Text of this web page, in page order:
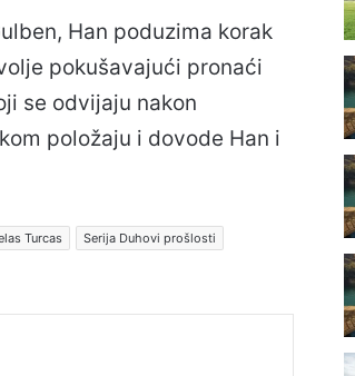
Han poduzima korak
pokušavajući pronaći
se odvijaju nakon
položaju i dovode Han i
Turcas
Serija Duhovi prošlosti